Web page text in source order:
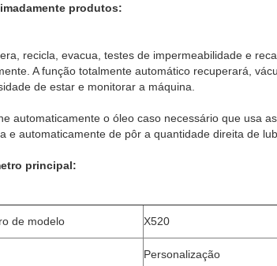
produtos:
recicla, evacua, testes de impermeabilidade e
A função totalmente automático recuperará,
de estar e monitorar a máquina.
automaticamente o óleo caso necessário que usa
e automaticamente de pôr a quantidade direita de
principal:
de modelo X520
Personalização